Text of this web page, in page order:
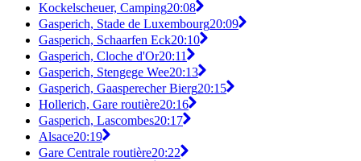
Kockelscheuer, Camping20:08
Gasperich, Stade de Luxembourg20:09
Gasperich, Schaarfen Eck20:10
Gasperich, Cloche d'Or20:11
Gasperich, Stengege Wee20:13
Gasperich, Gaasperecher Bierg20:15
Hollerich, Gare routière20:16
Gasperich, Lascombes20:17
Alsace20:19
Gare Centrale routière20:22